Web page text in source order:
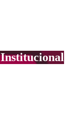
Institucional